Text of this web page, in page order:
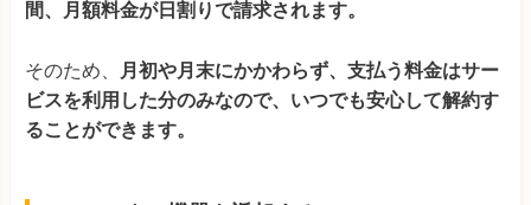
間、月額料金が日割りで請求されます。
そのため、
月初や月末にかかわらず、支払う料金はサー
ビスを利用した分のみなので、いつでも安心して解約す
ることができます。